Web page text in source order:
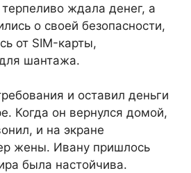
ждала денег, а
о своей безопасности,
от SIM-карты,
шантажа.
и оставил деньги
Когда он вернулся домой,
и на экране
жены. Ивану пришлось
была настойчива.